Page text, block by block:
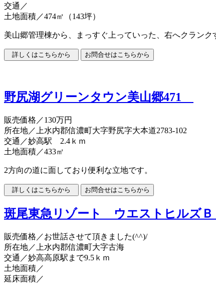
交通／
土地面積／474㎡（143坪）
美山郷管理棟から、まっすぐ上っていった、右へクラン
野尻湖グリーンタウン美山郷471
販売価格 ／130万円
所在地／上水内郡信濃町大字野尻字大本道2783-102
交通／妙高駅 2.4ｋｍ
土地面積／433㎡
2方向の道に面しており便利な立地です。
斑尾東急リゾート ウエストヒルズＢ
販売価格 ／お世話させて頂きました(^^)/
所在地／上水内郡信濃町大字古海
交通／妙高高原駅まで9.5ｋｍ
土地面積／
延床面積／